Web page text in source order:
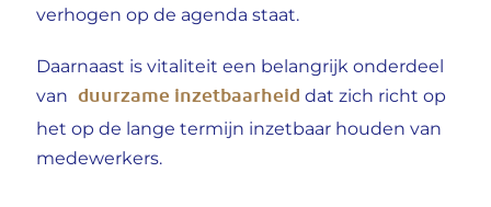
verhogen op de agenda staat.
Daarnaast is vitaliteit een belangrijk onderdeel
van duurzame inzetbaarheid dat zich richt op
het op de lange termijn inzetbaar houden van
medewerkers.